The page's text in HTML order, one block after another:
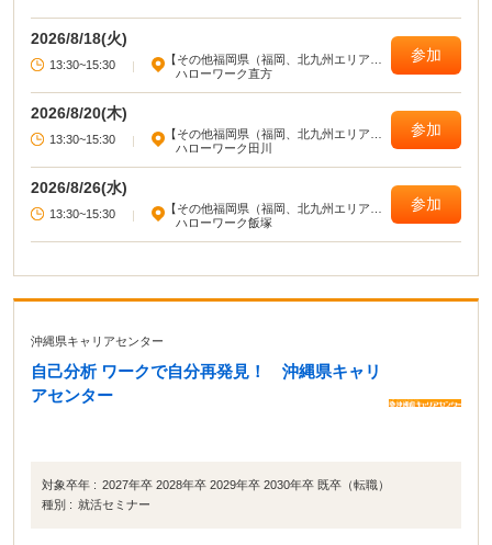
セミナーです。目的に合わせて、2種類のセミナーを開催しています。
2026/8/18(火)
13:30~15:30 |
【その他福岡県（福岡、北九州エリア以
外）】
ハローワーク直方
参加
2026/8/20(木)
13:30~15:30 |
【その他福岡県（福岡、北九州エリア以
外）】
ハローワーク田川
参加
2026/8/26(水)
13:30~15:30 |
【その他福岡県（福岡、北九州エリア以
外）】
ハローワーク飯塚
参加
沖縄県キャリアセンター
自己分析 ワークで自分再発見！ 沖縄県キャリ
アセンター
対象卒年 : 2027年卒 2028年卒 2029年卒 2030年卒 既卒（転職）
種別 : 就活セミナー